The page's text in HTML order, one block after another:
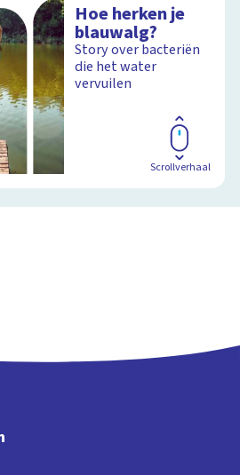
Hoe herken je
blauwalg?
Story over bacteriën
die het water
vervuilen
Scrollverhaal